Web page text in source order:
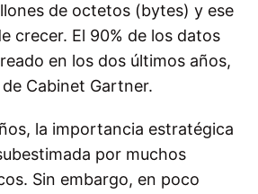
de octetos (bytes) y ese
crecer. El 90% de los datos
en los dos últimos años,
Cabinet Gartner.
la importancia estratégica
por muchos
Sin embargo, en poco